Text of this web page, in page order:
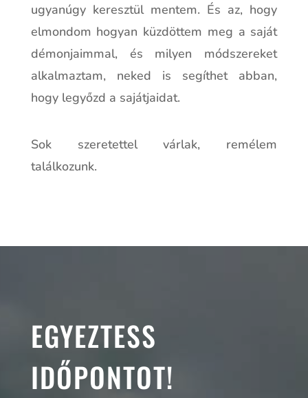
ugyanúgy keresztül mentem. És az, hogy
elmondom hogyan küzdöttem meg a saját
démonjaimmal, és milyen módszereket
alkalmaztam, neked is segíthet abban,
hogy legyőzd a sajátjaidat.
Sok szeretettel várlak, remélem
találkozunk.
EGYEZTESS
IDŐPONTOT!